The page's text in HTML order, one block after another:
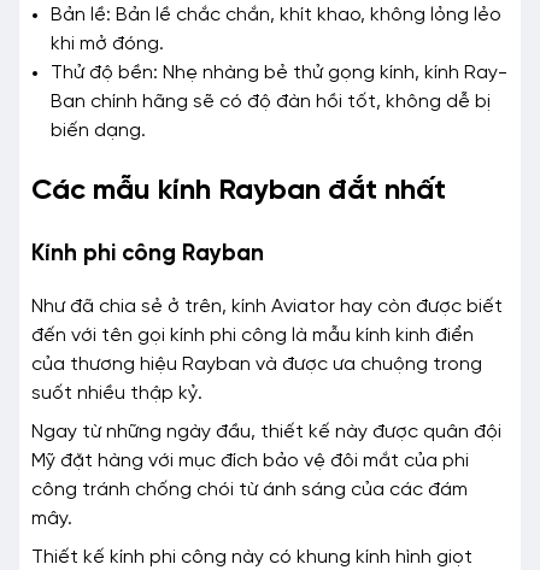
Bản lề: Bản lề chắc chắn, khít khao, không lỏng lẻo
khi mở đóng.
Thử độ bền: Nhẹ nhàng bẻ thử gọng kính, kính Ray-
Ban chính hãng sẽ có độ đàn hồi tốt, không dễ bị
biến dạng.
Các mẫu kính Rayban đắt nhất
Kính phi công Rayban
Như đã chia sẻ ở trên, kính Aviator hay còn được biết
đến với tên gọi kính phi công là mẫu kính kinh điển
của thương hiệu Rayban và được ưa chuộng trong
suốt nhiều thập kỷ.
Ngay từ những ngày đầu, thiết kế này được quân đội
Mỹ đặt hàng với mục đích bảo vệ đôi mắt của phi
công tránh chống chói từ ánh sáng của các đám
mây.
Thiết kế kính phi công này có khung kính hình giọt